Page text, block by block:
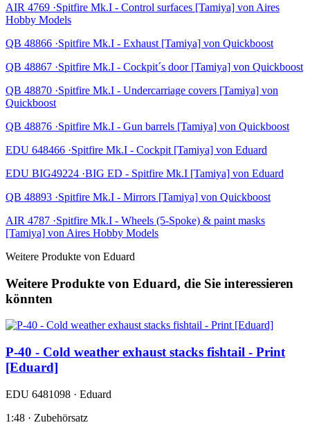
AIR 4769 ·Spitfire Mk.I - Control surfaces [Tamiya] von Aires
Hobby Models
QB 48866 ·Spitfire Mk.I - Exhaust [Tamiya] von Quickboost
QB 48867 ·Spitfire Mk.I - Cockpit´s door [Tamiya] von Quickboost
QB 48870 ·Spitfire Mk.I - Undercarriage covers [Tamiya] von
Quickboost
QB 48876 ·Spitfire Mk.I - Gun barrels [Tamiya] von Quickboost
EDU 648466 ·Spitfire Mk.I - Cockpit [Tamiya] von Eduard
EDU BIG49224 ·BIG ED - Spitfire Mk.I [Tamiya] von Eduard
QB 48893 ·Spitfire Mk.I - Mirrors [Tamiya] von Quickboost
AIR 4787 ·Spitfire Mk.I - Wheels (5-Spoke) & paint masks
[Tamiya] von Aires Hobby Models
Weitere Produkte von Eduard
Weitere Produkte von Eduard, die Sie interessieren
könnten
P-40 - Cold weather exhaust stacks fishtail - Print
[Eduard]
EDU 6481098 · Eduard
1:48 · Zubehörsatz